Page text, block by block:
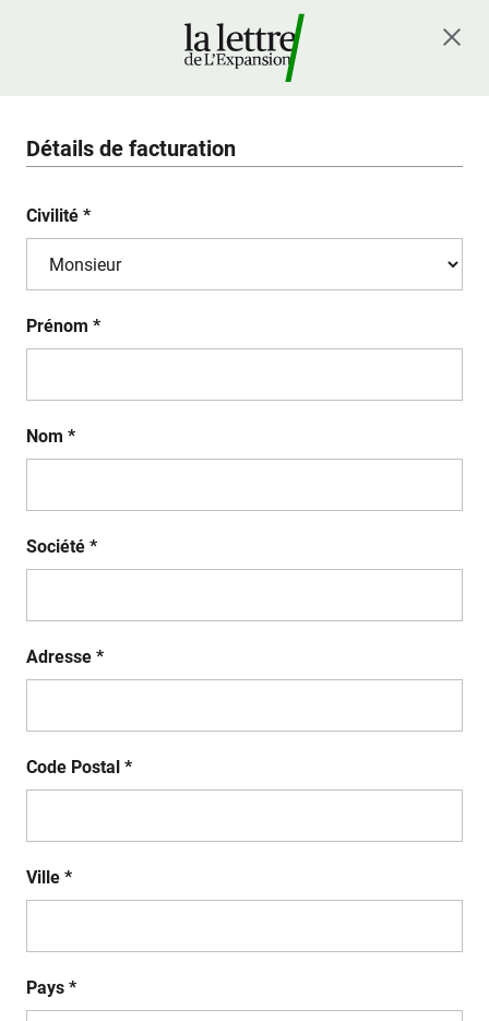
Détails de facturation
Civilité *
Prénom *
Nom *
Société *
Adresse *
Code Postal *
Ville *
Pays *